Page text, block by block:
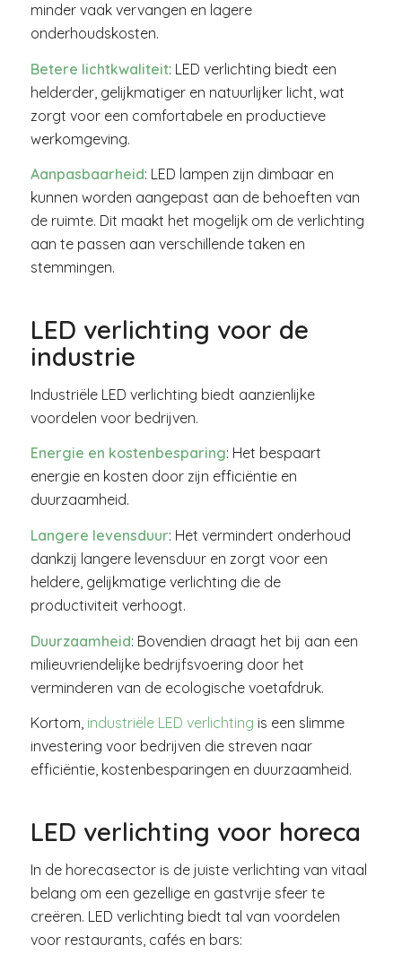
minder vaak vervangen en lagere
onderhoudskosten.
Betere lichtkwaliteit: LED verlichting biedt een
helderder, gelijkmatiger en natuurlijker licht, wat
zorgt voor een comfortabele en productieve
werkomgeving.
Aanpasbaarheid: LED lampen zijn dimbaar en
kunnen worden aangepast aan de behoeften van
de ruimte. Dit maakt het mogelijk om de verlichting
aan te passen aan verschillende taken en
stemmingen.
LED verlichting voor de
industrie
Industriële LED verlichting biedt aanzienlijke
voordelen voor bedrijven.
Energie en kostenbesparing: Het bespaart
energie en kosten door zijn efficiëntie en
duurzaamheid.
Langere levensduur: Het vermindert onderhoud
dankzij langere levensduur en zorgt voor een
heldere, gelijkmatige verlichting die de
productiviteit verhoogt.
Duurzaamheid: Bovendien draagt het bij aan een
milieuvriendelijke bedrijfsvoering door het
verminderen van de ecologische voetafdruk.
Kortom, industriële LED verlichting is een slimme
investering voor bedrijven die streven naar
efficiëntie, kostenbesparingen en duurzaamheid.
LED verlichting voor horeca
In de horecasector is de juiste verlichting van vitaal
belang om een gezellige en gastvrije sfeer te
creëren. LED verlichting biedt tal van voordelen
voor restaurants, cafés en bars: